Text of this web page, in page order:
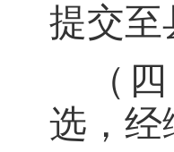
提交至
（
选，经